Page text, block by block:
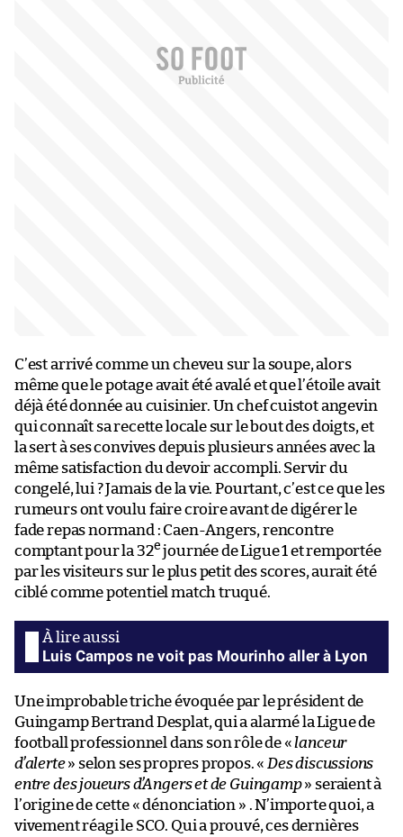
C’est arrivé comme un cheveu sur la soupe, alors
même que le potage avait été avalé et que l’étoile avait
déjà été donnée au cuisinier. Un chef cuistot angevin
qui connaît sa recette locale sur le bout des doigts, et
la sert à ses convives depuis plusieurs années avec la
même satisfaction du devoir accompli. Servir du
congelé, lui ? Jamais de la vie. Pourtant, c’est ce que les
rumeurs ont voulu faire croire avant de digérer le
fade repas normand : Caen-Angers, rencontre
comptant pour la 32e journée de Ligue 1 et remportée
par les visiteurs sur le plus petit des scores, aurait été
ciblé comme potentiel match truqué.
Luis Campos ne voit pas Mourinho aller à Lyon
Une improbable triche évoquée par le président de
Guingamp Bertrand Desplat, qui a alarmé la Ligue de
football professionnel dans son rôle de « lanceur
d’alerte» selon ses propres propos. « Des discussions
entre des joueurs d’Angers et de Guingamp» seraient à
l’origine de cette « dénonciation » . N’importe quoi, a
vivement réagi le SCO. Qui a prouvé, ces dernières